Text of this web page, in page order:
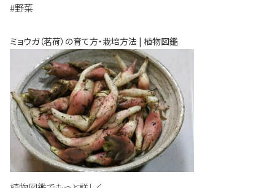
#野菜
ミョウガ（茗荷）の育て方・栽培方法 | 植物図鑑